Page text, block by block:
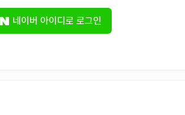
네이버 아이디로 로그인